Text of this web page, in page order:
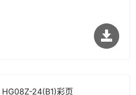
24(B1)彩页